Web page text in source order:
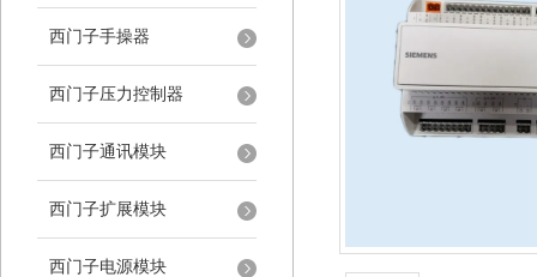
西门子手操器
西门子压力控制器
西门子通讯模块
西门子扩展模块
西门子电源模块